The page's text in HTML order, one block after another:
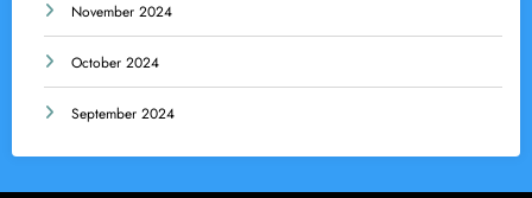
November 2024
October 2024
September 2024